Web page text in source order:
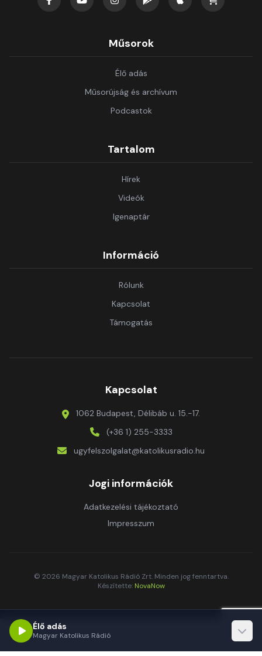
Műsorok
Élő adás
Műsorújság és archívum
Podcastok
Tartalom
Hírek
Videók
Igenaptár
Információ
Rólunk
Kapcsolat
Támogatás
Kapcsolat
1062 Budapest, Délibáb u. 15.-17.
(+36 1) 255-3333
ugyfelszolgalat@katolikusradio.hu
Jogi információk
Adatkezelési tájékoztató
Impresszum
© 2026 Magyar Katolikus Rádió Zrt. Minden jog fenntartva.
Készítette: NovaNow
Élő adás
Magyar Katolikus Rádió